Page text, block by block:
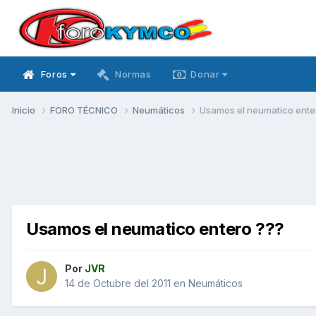
Foros Normas Donar
Inicio FORO TÉCNICO Neumáticos Usamos el neumatico
Usamos el neumatico entero ???
Por JVR
14 de Octubre del 2011 en Neumáticos